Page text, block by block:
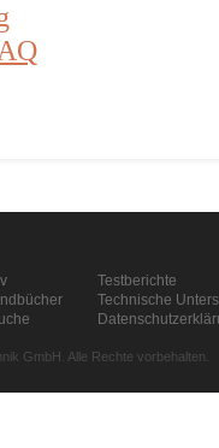
Testberichte
Technische
GmbH. Alle Rechte vorbehalten.